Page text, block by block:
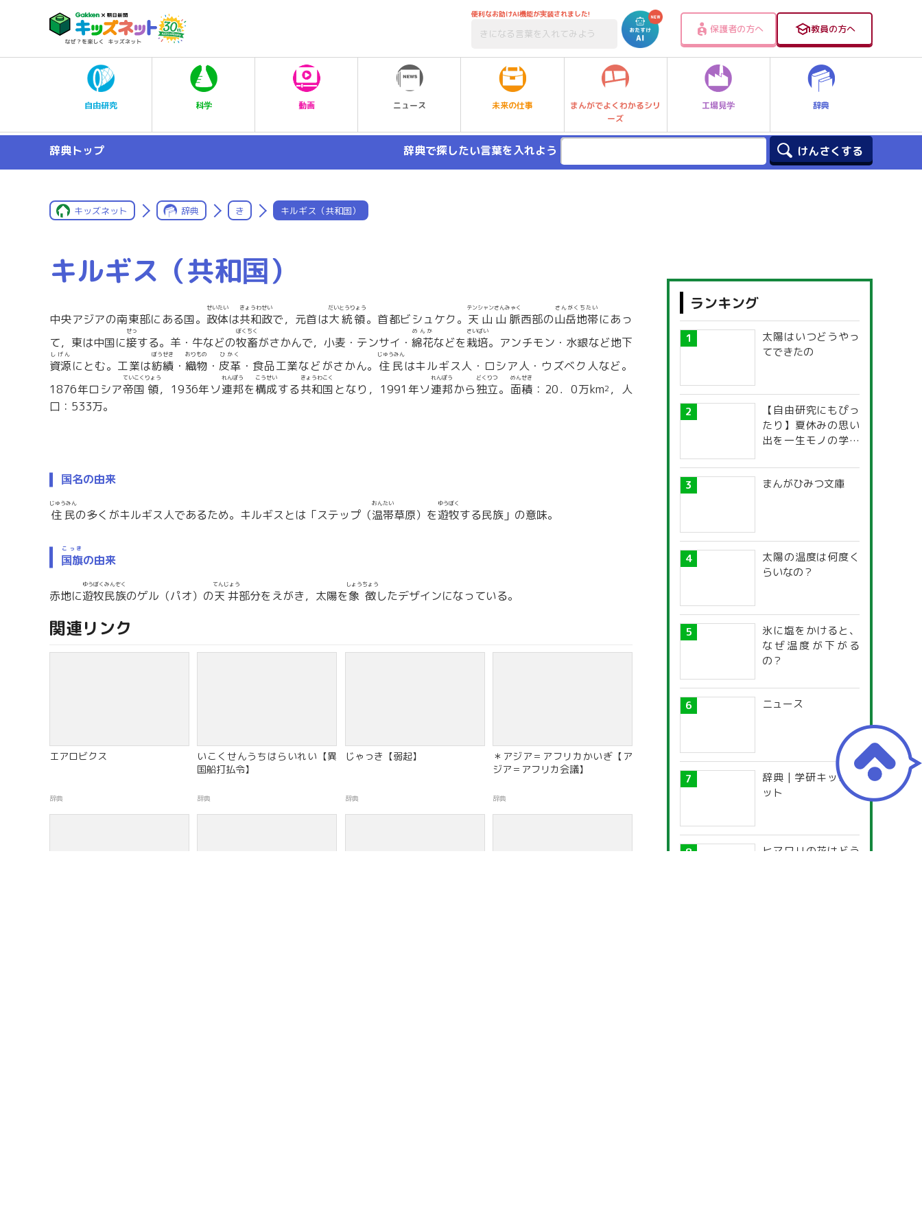
便利なお助けAI機能が実装されました!
保護者の方へ 教員の方へ
自由研究 科学 動画 ニュース 未来の仕事
まんがでよくわかるシリ
ーズ
工場見学 辞典
辞典トップ 辞典で探したい言葉を入れよう
キッズネット 辞典 き キルギス（共和国）
キルギス（共和国）
中央アジアの南東部にある国。 政体
せいたい
は共和政
きょうわせい
で，元首は大統領
だいとうりょう
。首都ビシュケク。 天山山脈
テンシャンさんみゃく
西部の山岳地帯
さんがくちたい
にあっ
て，東は中国に接
せっ
する。羊・牛などの牧畜
ぼくちく
がさかんで，小麦・テンサイ・ 綿花
めんか
などを栽培
さいばい
。アンチモン・水銀など地下
資源
しげん
にとむ。工業は紡績
ぼうせき
・ 織物
おりもの
・ 皮革
ひかく
・食品工業などがさかん。 住民
じゅうみん
はキルギス人・ロシア人・ウズベク人など。
1876年ロシア帝国
ていこく
領
りょう
，1936年ソ連邦
れんぽう
を構成
こうせい
する共和国
きょうわこく
となり，1991年ソ連邦
れんぽう
から独立
どくりつ
。 面積
めんせき
：20．0万km2 ，人
口：533万。
国名の由来
住民
じゅうみん
の多くがキルギス人であるため。キルギスとは「ステップ（温帯
おんたい
草原）を遊牧
ゆうぼく
する民族」の意味。
国旗
こっき
の由来
赤地に遊牧民族
ゆうぼくみんぞく
のゲル（パオ）の天井
てんじょう
部分をえがき，太陽を象徴
しょうちょう
したデザインになっている。
関連リンク
エアロビクス
辞典
いこくせんうちはらいれい【異
国船打払令】
辞典
じゃっき【弱起】
辞典
＊アジア＝アフリカかいぎ【ア
ジア＝アフリカ会議】
辞典
ランキング
太陽はいつどうやっ
てできたの
【自由研究にもぴっ
たり】夏休みの思い
出を一生モノの学び
探究ガイド
まんがひみつ文庫
太陽の温度は何度く
らいなの？
氷に塩をかけると、
なぜ温度が下がる
の？
ニュース
辞典 | 学研キッズネ
ット
ヒマワリの花はどう